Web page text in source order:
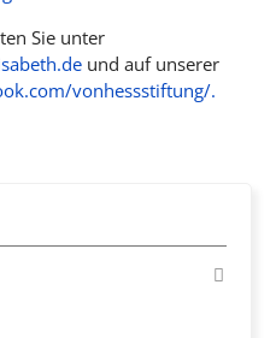
Sie unter
und auf unserer
vonhessstiftung/.